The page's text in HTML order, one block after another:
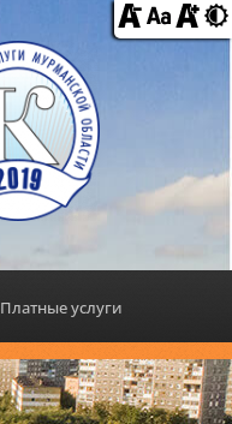
Платные услуги